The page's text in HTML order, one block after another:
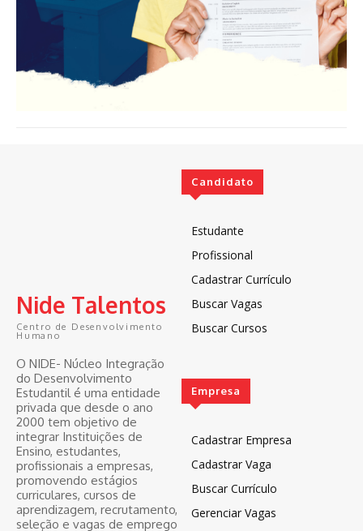
Nide Talentos
Centro de Desenvolvimento
Humano
O NIDE- Núcleo Integração
do Desenvolvimento
Estudantil é uma entidade
privada que desde o ano
2000 tem objetivo de
integrar Instituições de
Ensino, estudantes,
profissionais a empresas,
promovendo estágios
curriculares, cursos de
aprendizagem, recrutamento,
seleção e vagas de emprego
Candidato
Estudante
Profissional
Cadastrar Currículo
Buscar Vagas
Buscar Cursos
Empresa
Cadastrar Empresa
Cadastrar Vaga
Buscar Currículo
Gerenciar Vagas